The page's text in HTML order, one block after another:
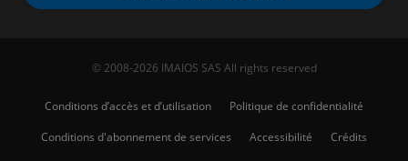
© 2008-2026 IMAIOS SAS All rights reserved
Conditions d’accès et d’utilisation
Politique de confidentialité
Conditions d'abonnement de services
Accessibilité Crédits